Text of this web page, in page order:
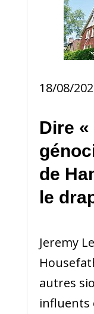
18/08/
Dire
de
le
Jeremy
autres
influents